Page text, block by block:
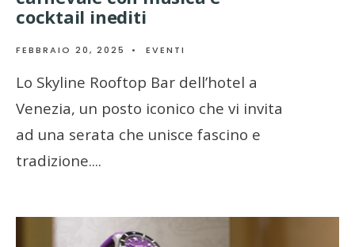
cocktail inediti
FEBBRAIO 20, 2025 • EVENTI
Lo Skyline Rooftop Bar dell’hotel a
Venezia, un posto iconico che vi invita
ad una serata che unisce fascino e
tradizione....